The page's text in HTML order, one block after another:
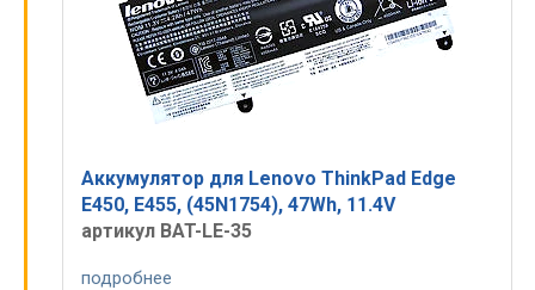
Аккумулятор для Lenovo ThinkPad Edge
E450, E455, (45N1754), 47Wh, 11.4V
артикул BAT-LE-35
подробнее